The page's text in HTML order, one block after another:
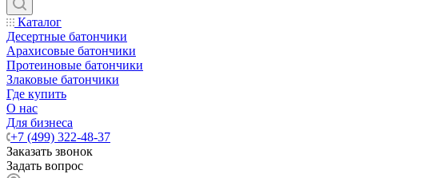
Каталог
Десертные батончики
Арахисовые батончики
Протеиновые батончики
Злаковые батончики
Где купить
О нас
Для бизнеса
+7 (499) 322-48-37
Заказать звонок
Задать вопрос